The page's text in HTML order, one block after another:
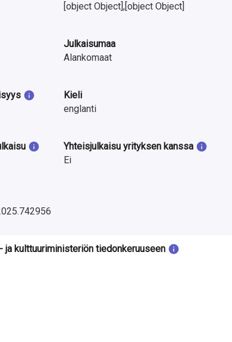
[object Object],[object Object]
Julkaisumaa
Alankomaat
Kieli
englanti
Yhteisjulkaisu yrityksen kanssa
Ei
ja kulttuuriministeriön tiedonkeruuseen